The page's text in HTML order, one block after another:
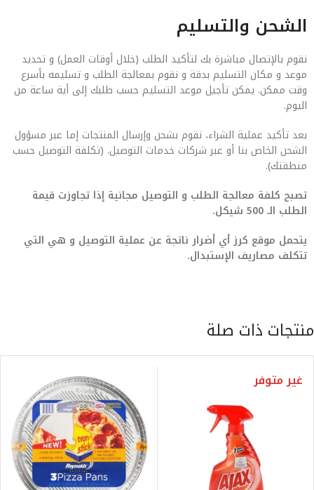
الشحن والتسليم
نقوم بالإتصال مباشرة بك لتأكيد الطلب (خلال أوقات العمل) و تحديد
موعد و مكان التسليم بدقة و نقوم بمعالجة الطلب و تسليمه بأسرع
وقت ممكن. يمكن تأجيل موعد التسليم حسب طلبك إلى أية ساعة من
اليوم.
بعد تأكيد عملية الشراء، نقوم بشحن وإرسال المنتجات إما عبر مسؤول
الشحن الخاص بنا أو عبر شركات خدمات التوصيل. (تكلفة التوصيل حسب
منطقتك).
تصبح كلفة معالجة الطلب و التوصيل مجانية إذا تجاوزت قيمة
الطلب الـ 500 شيكل.
يتحمل موقع كرز أي أضرار ناتجة عن عملية التوصيل و هي التي
تتكلف مصاريف الإستبدال.
منتجات ذات صلة
غير متوفر